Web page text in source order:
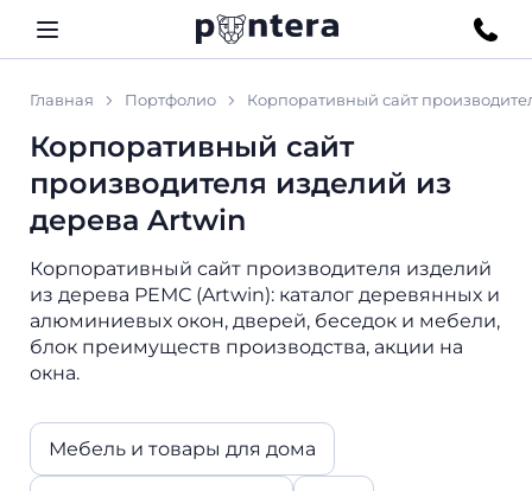
Главная Портфолио Корпоративный сайт
Корпоративный сайт
производителя изделий из
дерева Artwin
Корпоративный сайт производителя изделий
из дерева РЕМС (Artwin): каталог деревянных и
алюминиевых окон, дверей, беседок и мебели,
блок преимуществ производства, акции на
окна.
Мебель и товары для дома